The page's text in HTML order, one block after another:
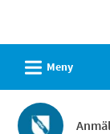
tjänster
Aneby
L Meny